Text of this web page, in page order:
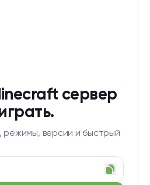
сервер
режимы, версии и быстрый